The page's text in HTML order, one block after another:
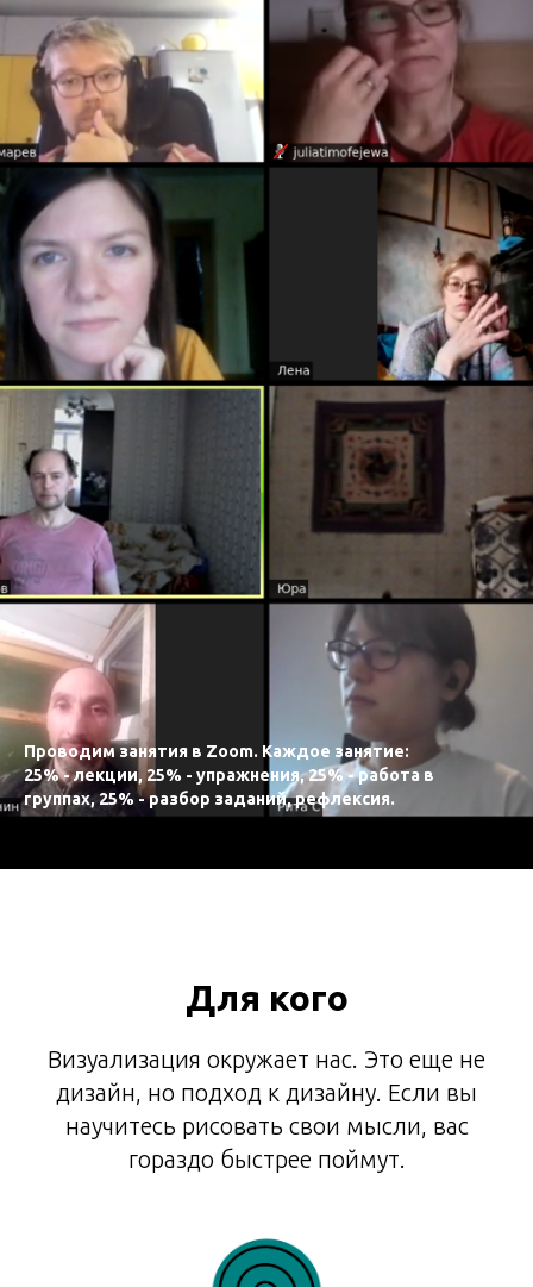
Проводим занятия в Zoom. Каждое занятие:
25% - лекции, 25% - упражнения, 25% - работа в
группах, 25% - разбор заданий, рефлексия.
Для кого
Визуализация окружает нас. Это еще не
дизайн, но подход к дизайну. Если вы
научитесь рисовать свои мысли, вас
гораздо быстрее поймут.